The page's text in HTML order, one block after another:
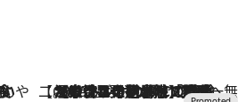
【CREA×星野リゾート】唯一無二。癒しと発見が待つ場所へ
2026.8.7
【トンボの足水浴】ヒノキの香りに包まれて涼感マックス！約13℃の湧水かけ流しを避暑地「星野温泉 トンボの湯」で体験